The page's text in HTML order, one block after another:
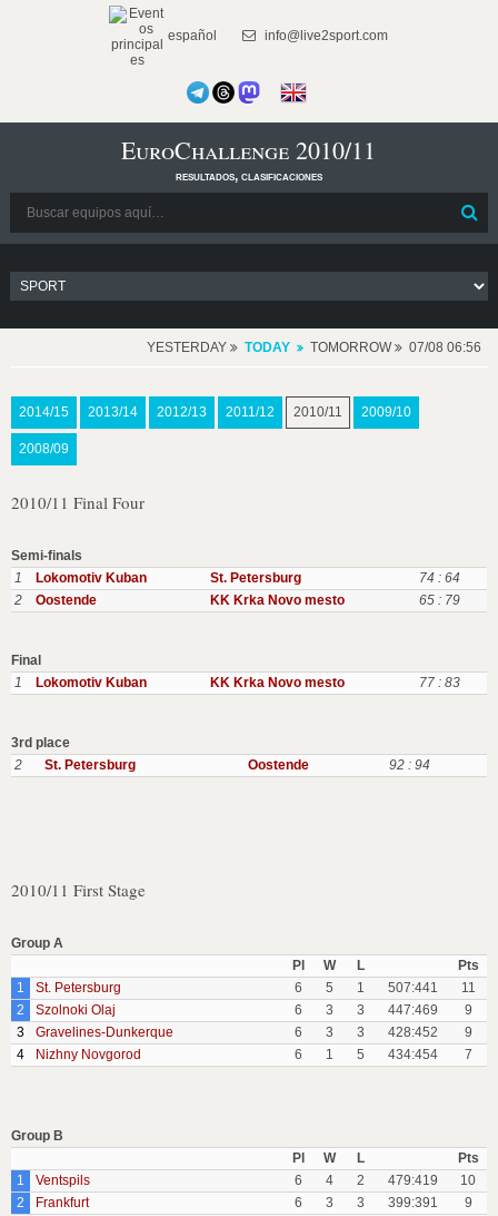
español info@live2sport.com
EuroChallenge 2010/11
resultados, clasificaciones
YESTERDAY TODAY TOMORROW 07/08 06:56
2014/15 2013/14 2012/13 2011/12 2010/11 2009/10
2008/09
2010/11 Final Four
Semi-finals
1
Lokomotiv Kuban St. Petersburg
74 : 64
2
Oostende KK Krka Novo mesto 65 : 79
Final
1
Lokomotiv Kuban KK Krka Novo mesto 77 : 83
3rd place
2
St. Petersburg Oostende 92 : 94
2010/11 First Stage
Group A
Pl
W L
Pts
1
St. Petersburg 6 5 1 507:441
11
2
Szolnoki Olaj 6 3 3 447:469
9
3
Gravelines-Dunkerque 6 3 3 428:452
9
4
Nizhny Novgorod 6 1 5 434:454 7
Group B
Pl
W L
Pts
1
Ventspils 6 4 2 479:419
10
2
Frankfurt 6 3 3 399:391
9